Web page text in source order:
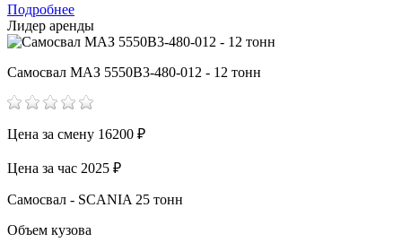
Подробнее
Лидер аренды
Самосвал МАЗ 5550В3-480-012 - 12 тонн
Цена за смену 16200 ₽
Цена за час 2025 ₽
Самосвал - SCANIA 25 тонн
Объем кузова